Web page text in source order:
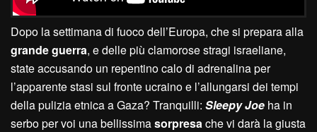
Dopo la settimana di fuoco dell’Europa, che si prepara alla
grande guerra, e delle più clamorose stragi israeliane,
state accusando un repentino calo di adrenalina per
l’apparente stasi sul fronte ucraino e l’allungarsi dei tempi
della pulizia etnica a Gaza? Tranquilli: Sleepy Joe ha in
serbo per voi una bellissimasorpresache vi darà la giusta